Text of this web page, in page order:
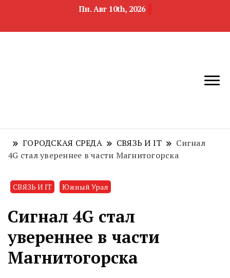
Пн. Авг 10th, 2026
область
недвижимости
ГОРОДСКАЯ СРЕДА СВЯЗЬ И IT
Сигнал
4G стал увереннее в части Магнитогорска
СВЯЗЬ И IT Южный Урал
Сигнал 4G стал
увереннее в части
Магнитогорска